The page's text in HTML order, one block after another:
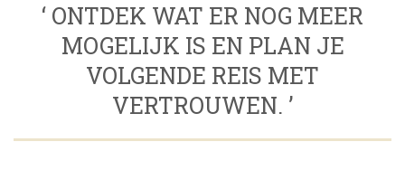
‘ ONTDEK WAT ER NOG MEER
MOGELIJK IS EN PLAN JE
VOLGENDE REIS MET
VERTROUWEN. ’